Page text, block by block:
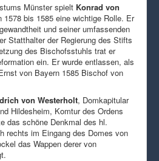
Münster spielt Konrad von
1578 bis 1585 eine wichtige Rolle. Er
und seiner umfassenden
Statthalter der Regierung des Stifts
des Bischofsstuhls trat er
ein. Er wurde entlassen, als
von Bayern 1585 Bischof von
von Westerholt, Domkapitular
Hildesheim, Komtur des Ordens
das schöne Denkmal des hl.
rechts im Eingang des Domes von
das Wappen derer von